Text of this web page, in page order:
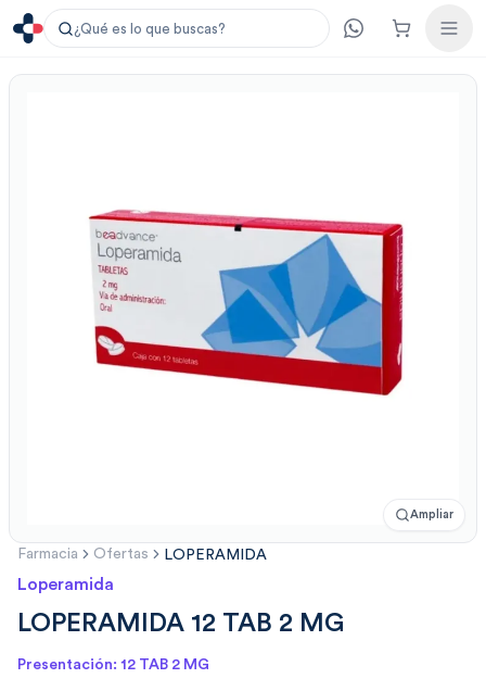
¿Qué es lo que buscas?
Ampliar
Farmacia Ofertas LOPERAMIDA
Loperamida
LOPERAMIDA 12 TAB 2 MG
Presentación: 12 TAB 2 MG